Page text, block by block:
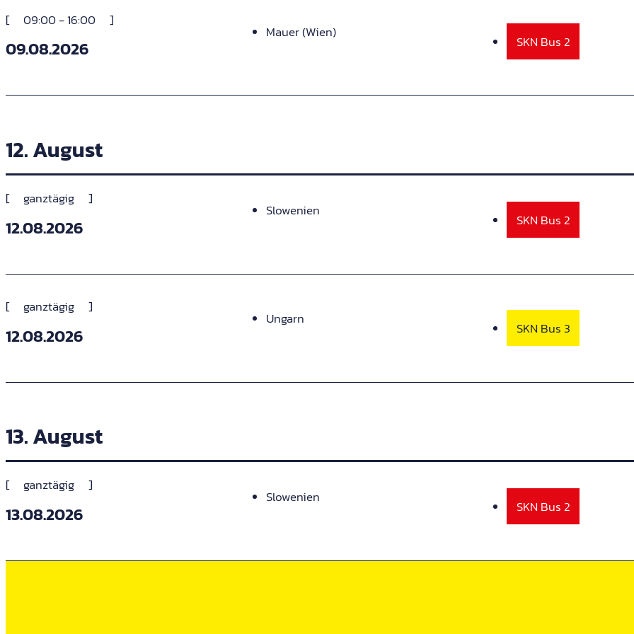
09:00 - 16:00
09.08.2026
Mauer (Wien)
SKN Bus 2
12. August
ganztägig
12.08.2026
Slowenien
SKN Bus 2
ganztägig
12.08.2026
Ungarn
SKN Bus 3
13. August
ganztägig
13.08.2026
Slowenien
SKN Bus 2